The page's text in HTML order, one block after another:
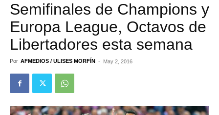
Semifinales de Champions y
Europa League, Octavos de
Libertadores esta semana
Por AFMEDIOS / ULISES MORFÍN - May 2, 2016